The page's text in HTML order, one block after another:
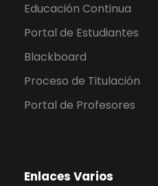
Educación Continua
Portal de Estudiantes
Blackboard
Proceso de Titulación
Portal de Profesores
Enlaces Varios